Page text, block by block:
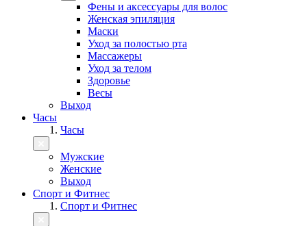
Фены и аксессуары для волос
Женская эпиляция
Маски
Уход за полостью рта
Массажеры
Уход за телом
Здоровье
Весы
Выход
Часы
Часы
Мужские
Женские
Выход
Спорт и Фитнес
Спорт и Фитнес